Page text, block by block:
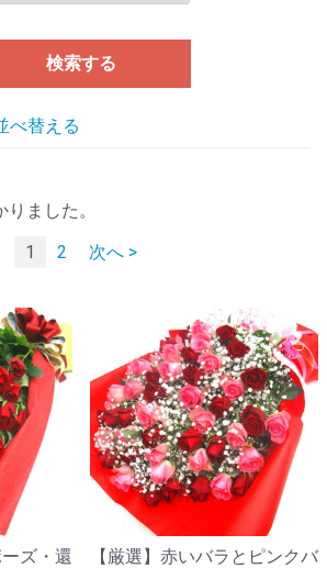
検索する
べ替える
ました。
1
2 次へ >
ズ・還
【厳選】赤いバラとピンクバ